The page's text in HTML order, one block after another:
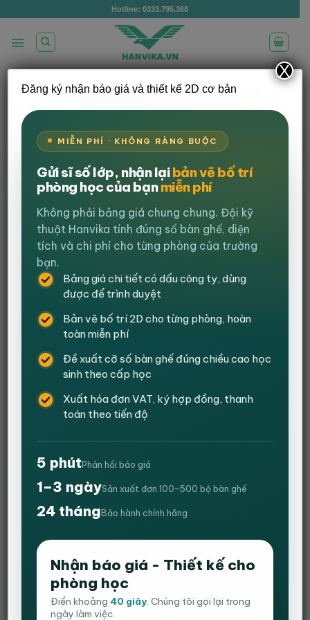
qua
dung
Hotline: 0333.795.368
TRANG CHỦ / BÀN GHẾ GIÁO DỤC /
LỌC
Bàn lục giác cao cấp, học nhóm hình thang –
GD-B08
1,400,000₫
Giá
gốc
là:
1,100,000
hiện
tại
HVK‑GD‑B08
Đăng ký nhận báo giá và thiết kế 2D cơ bản
MIỄN PHÍ · KHÔNG RÀNG BUỘC
Gửi sĩ số lớp, nhận lạibản vẽ bố trí
phòng học của bạnmiễn phí
Không phải bảng giá chung chung. Đội kỹ
thuật Hanvika tính đúng số bàn ghế, diện
tích và chi phí cho từng phòng của trường
bạn.
Bảng giá chi tiết có dấu công ty, dùng
được để trình duyệt
Bản vẽ bố trí 2D cho từng phòng, hoàn
toàn miễn phí
Đề xuất cỡ số bàn ghế đúng chiều cao học
sinh theo cấp học
Xuất hóa đơn VAT, ký hợp đồng, thanh
toán theo tiến độ
5 phútPhản hồi báo giá
1–3 ngàySản xuất đơn 100–500 bộ bàn ghế
24 thángBảo hành chính hãng
Nhận báo giá - Thiết kế cho
phòng học
Điền khoảng 40 giây. Chúng tôi gọi lại trong
ngày làm việc.
X